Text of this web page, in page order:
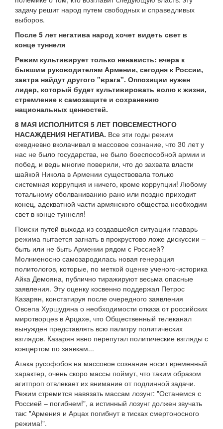
задачу решит народ путем свободных и справедливых
выборов.
После 5 лет негатива народ хочет видеть свет в
конце туннеля
Режим культивирует только ненависть: вчера к
бывшим руководителям Армении, сегодня к России,
завтра найдут другого "врага". Оппозиции нужен
лидер, который будет культивировать волю к жизни,
стремление к самозащите и сохранению
национальных ценностей.
8 МАЯ ИСПОЛНИТСЯ 5 ЛЕТ ПОВСЕМЕСТНОГО
НАСАЖДЕНИЯ НЕГАТИВА. Все эти годы режим
ежедневно вколачивал в массовое сознание, что 30 лет у
нас не было государства, не было боеспособной армии и
побед, и ведь многие поверили, что до захвата власти
шайкой Никола в Армении существовала только
системная коррупция и ничего, кроме коррупции! Любому
тотальному оболваниванию рано или поздно приходит
конец, адекватной части армянского общества необходим
свет в конце туннеля!
Поиски путей выхода из создавшейся ситуации главарь
режима пытается загнать в прокрустово ложе дискуссии –
быть или не быть Армении рядом с Россией?
Молниеносно самозародилась новая генерация
политологов, которые, по меткой оценке ученого-историка
Айка Демояна, публично тиражируют весьма опасные
заявления. Эту оценку косвенно поддержал Петрос
Казарян, констатируя после очередного заявления
Овсепа Хуршудяна о необходимости отказа от российских
миротворцев в Арцахе, что Общественный телеканал
вынужден представлять всю палитру политических
взглядов. Казарян явно перепутал политические взгляды с
концертом по заявкам...
Атака русофобов на массовое сознание носит временный
характер, очень скоро массы поймут, что таким образом
агитпроп отвлекает их внимание от подлинной задачи.
Режим стремится навязать массам лозунг: "Останемся с
Россией – погибнем!", а истинный лозунг должен звучать
так: "Армения и Арцах погибнут в тисках смертоносного
режима!".